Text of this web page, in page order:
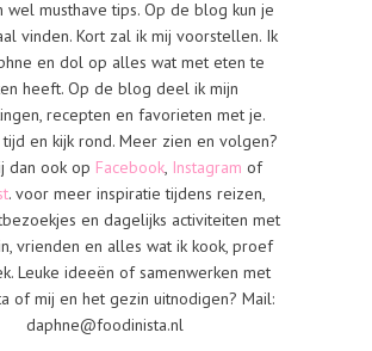
wel musthave tips. Op de blog kun je
vinden. Kort zal ik mij voorstellen. Ik
en dol op alles wat met eten te
heeft. Op de blog deel ik mijn
recepten en favorieten met je.
en kijk rond. Meer zien en volgen?
dan ook op Facebook, Instagram of
. voor meer inspiratie tijdens reizen,
en dagelijks activiteiten met
vrienden en alles wat ik kook, proef
Leuke ideeën of samenwerken met
of mij en het gezin uitnodigen? Mail:
daphne@foodinista.nl